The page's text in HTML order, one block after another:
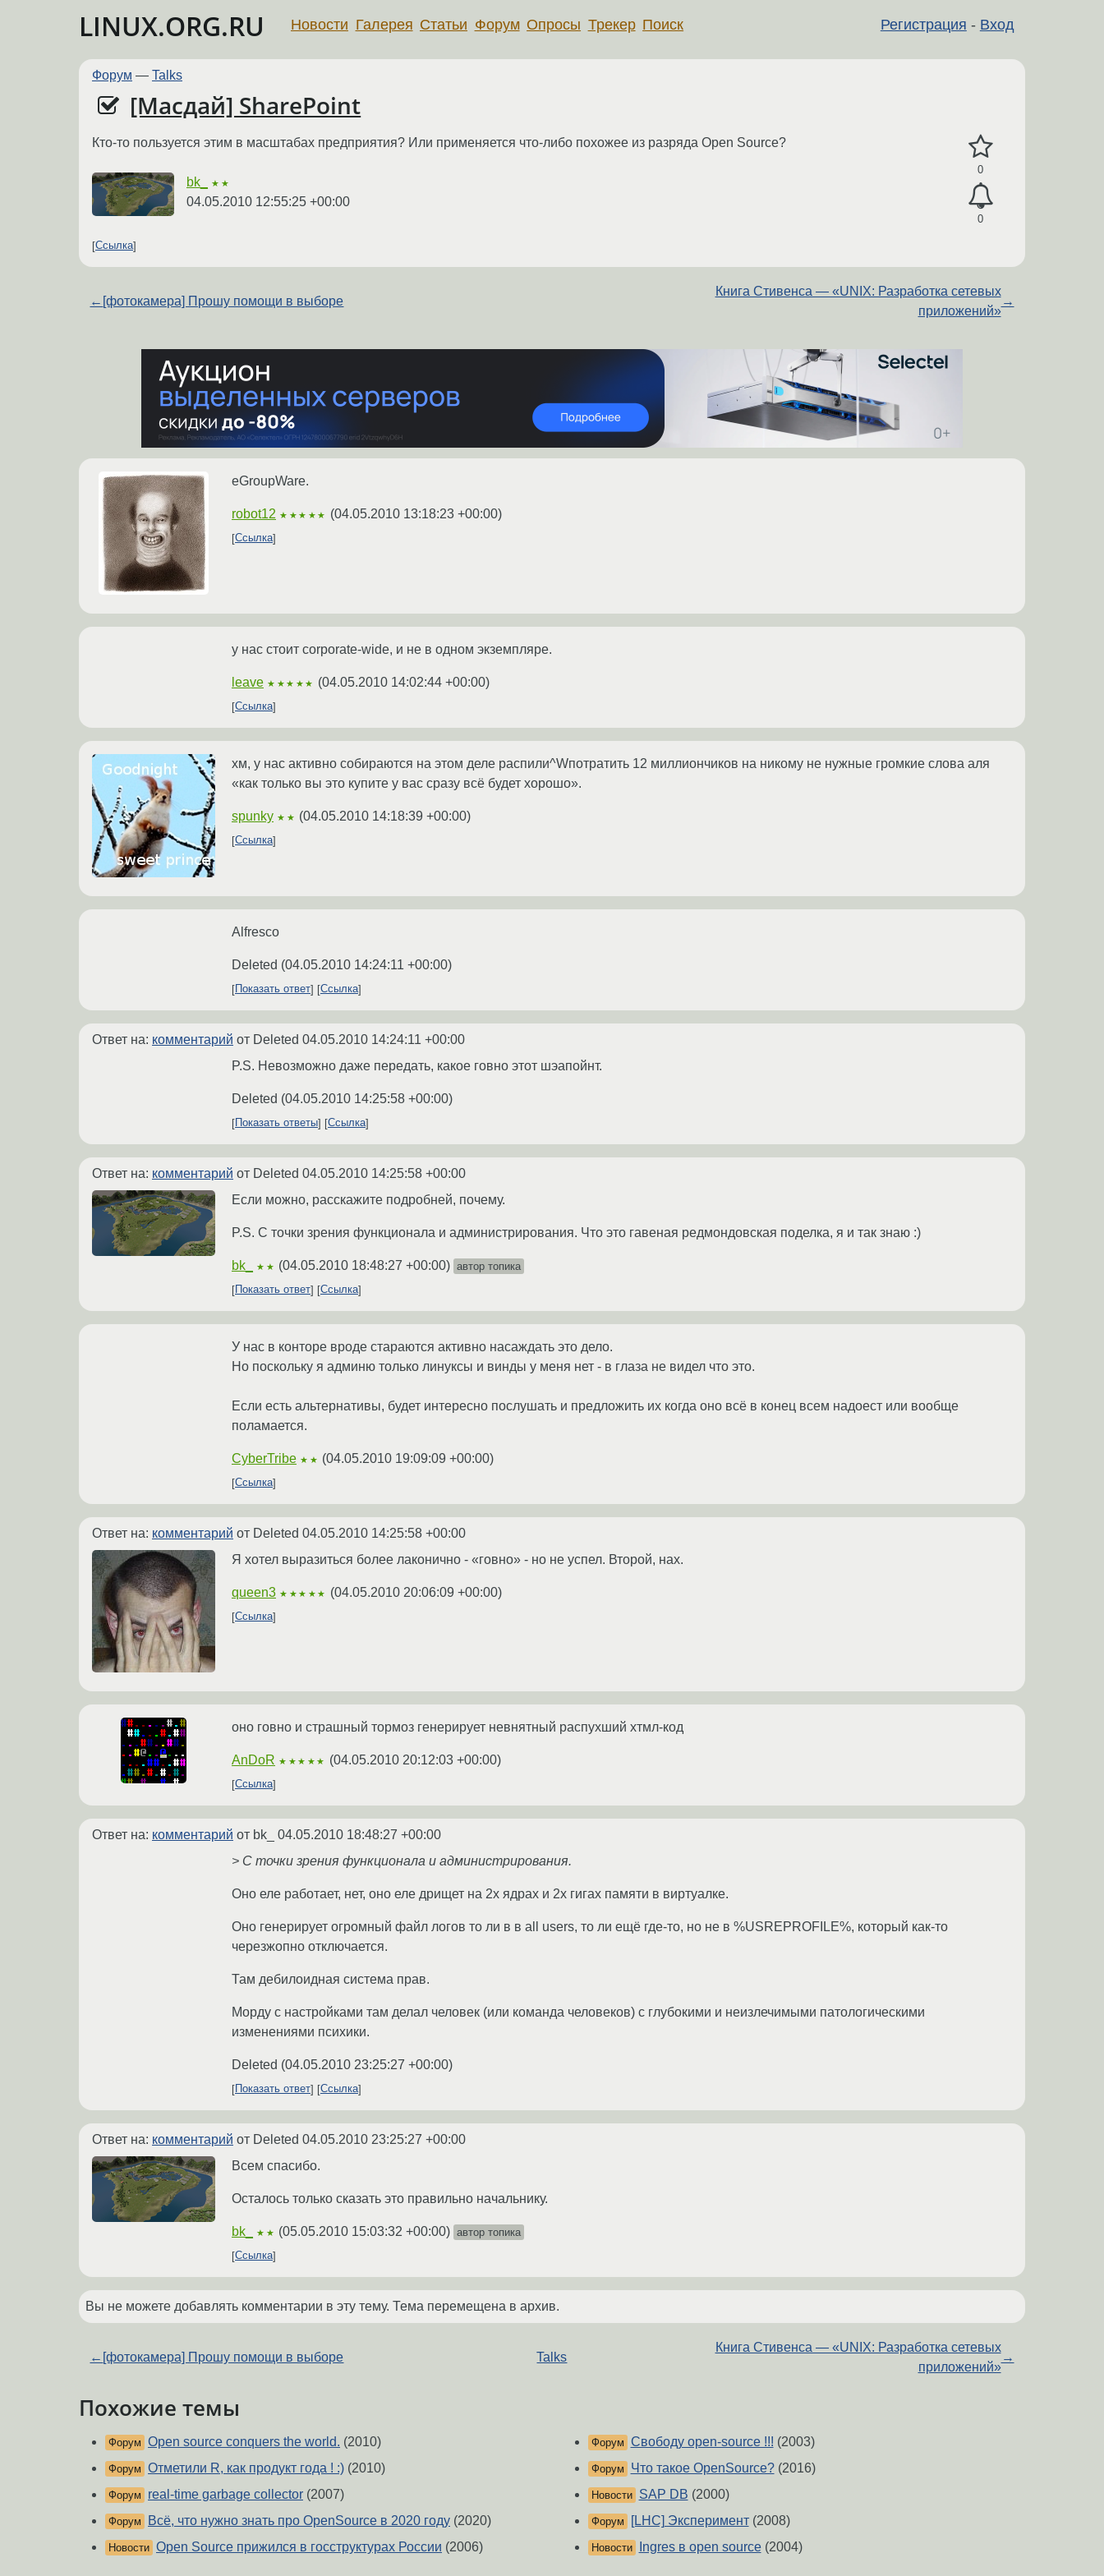
LINUX.ORG.RU Регистрация - Вход
Новости Галерея Статьи Форум Опросы Трекер Поиск
Форум — Talks
[Масдай] SharePoint
0
0
Кто-то пользуется этим в масштабах предприятия? Или применяется что-либо похожее из разряда Open Source?
bk_ ★★
04.05.2010 12:55:25 +00:00
Ссылка
← [фотокамера] Прошу помощи в выборе
Книга Стивенса — «UNIX: Разработка сетевых
приложений»
→
eGroupWare.
robot12 ★★★★★ (04.05.2010 13:18:23 +00:00)
Ссылка
у нас стоит corporate-wide, и не в одном экземпляре.
leave ★★★★★ (04.05.2010 14:02:44 +00:00)
Ссылка
хм, у нас активно собираются на этом деле распили^Wпотратить 12 миллиончиков на никому не нужные громкие слова аля
«как только вы это купите у вас сразу всё будет хорошо».
spunky ★★ (04.05.2010 14:18:39 +00:00)
Ссылка
Alfresco
Deleted (04.05.2010 14:24:11 +00:00)
Показать ответ Ссылка
Ответ на: комментарий от Deleted 04.05.2010 14:24:11 +00:00
P.S. Невозможно даже передать, какое говно этот шэапойнт.
Deleted (04.05.2010 14:25:58 +00:00)
Показать ответы Ссылка
Ответ на: комментарий от Deleted 04.05.2010 14:25:58 +00:00
Если можно, расскажите подробней, почему.
P.S. С точки зрения функционала и администрирования. Что это гавеная редмондовская поделка, я и так знаю :)
bk_ ★★ (04.05.2010 18:48:27 +00:00) автор топика
Показать ответ
Ссылка
У нас в конторе вроде стараются активно насаждать это дело.
Но поскольку я админю только линуксы и винды у меня нет - в глаза не видел что это.
Если есть альтернативы, будет интересно послушать и предложить их когда оно всё в конец всем надоест или вообще
поламается.
CyberTribe ★★ (04.05.2010 19:09:09 +00:00)
Ссылка
Ответ на: комментарий от Deleted 04.05.2010 14:25:58 +00:00
Я хотел выразиться более лаконично - «говно» - но не успел. Второй, нах.
queen3 ★★★★★ (04.05.2010 20:06:09 +00:00)
Ссылка
оно говно и страшный тормоз генерирует невнятный распухший хтмл-код
AnDoR ★★★★★ (04.05.2010 20:12:03 +00:00)
Ссылка
Ответ на: комментарий от bk_ 04.05.2010 18:48:27 +00:00
> С точки зрения функционала и администрирования.
Оно еле работает, нет, оно еле дрищет на 2х ядрах и 2х гигах памяти в виртуалке.
Оно генерирует огромный файл логов то ли в в all users, то ли ещё где-то, но не в %USREPROFILE%, который как-то
черезжопно отключается.
Там дебилоидная система прав.
Морду с настройками там делал человек (или команда человеков) с глубокими и неизлечимыми патологическими
изменениями психики.
Deleted (04.05.2010 23:25:27 +00:00)
Показать ответ Ссылка
Ответ на: комментарий от Deleted 04.05.2010 23:25:27 +00:00
Всем спасибо.
Осталось только сказать это правильно начальнику.
bk_ ★★ (05.05.2010 15:03:32 +00:00) автор топика
Ссылка
Вы не можете добавлять комментарии в эту тему. Тема перемещена в архив.
← [фотокамера] Прошу помощи в выборе Talks
Книга Стивенса — «UNIX: Разработка сетевых
приложений»
→
Похожие темы
Форум Open source conquers the world. (2010)
Форум Отметили R, как продукт года ! :) (2010)
Форум real-time garbage collector (2007)
Форум Всё, что нужно знать про OpenSource в 2020 году (2020)
Новости Open Source прижился в госструктурах России (2006)
Форум Свободу open-source !!! (2003)
Форум Что такое OpenSource?(2016)
Новости SAP DB (2000)
Форум [LHC] Эксперимент(2008)
Новости Ingres в open source(2004)